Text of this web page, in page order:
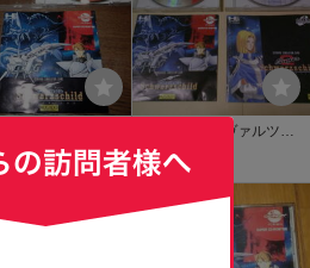
PCエンジン PCE
IE1/A0017
円
スーパーシュヴァルツシ
ルト1,2セット PCエン
ジンCDROM PCエンジ
ンスーパーCDROM シ
ミュレーションゲーム
工画堂スタジオ 動作確認
現在 2,100